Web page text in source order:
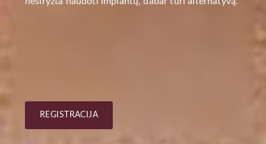
REGISTRACIJA